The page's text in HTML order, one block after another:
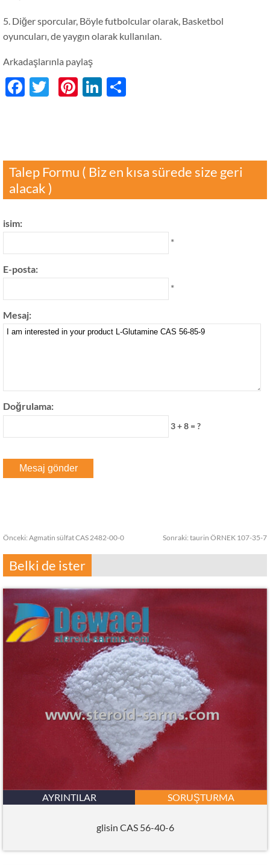
5. Diğer sporcular, Böyle futbolcular olarak, Basketbol
oyuncuları, de yaygın olarak kullanılan.
Arkadaşlarınla ​​paylaş
Facebook
Twitter
Pinterest
LinkedIn
Talep Formu ( Biz en kısa sürede size geri
alacak )
isim:
*
E-posta:
*
Mesaj:
Doğrulama:
3 + 8 = ?
Önceki: Agmatin sülfat CAS 2482-00-0 Sonraki: taurin ÖRNEK 107-35-7
Belki de ister
AYRINTILAR SORUŞTURMA
glisin CAS 56-40-6